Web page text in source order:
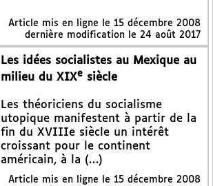
Article mis en ligne le 15 décembre 2008
dernière modification le 24 août 2017
Les idées socialistes au Mexique au
milieu du XIXe siècle
Les théoriciens du socialisme
utopique manifestent à partir de la
fin du XVIIIe siècle un intérêt
croissant pour le continent
américain, à la (…)
Article mis en ligne le 15 décembre 2008